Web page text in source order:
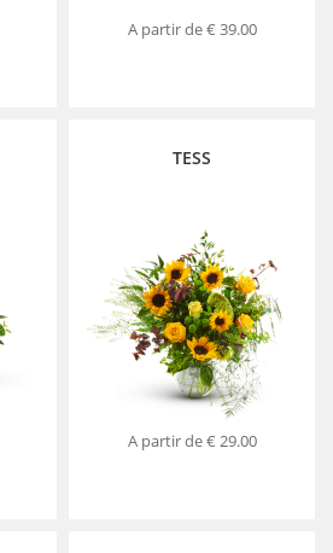
A partir de€ 39.00
TESS
A partir de€ 29.00